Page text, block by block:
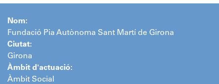
Nom:
Fundació Pia Autònoma Sant Martí de Girona
Ciutat:
Girona
Àmbit d'actuació:
Àmbit Social